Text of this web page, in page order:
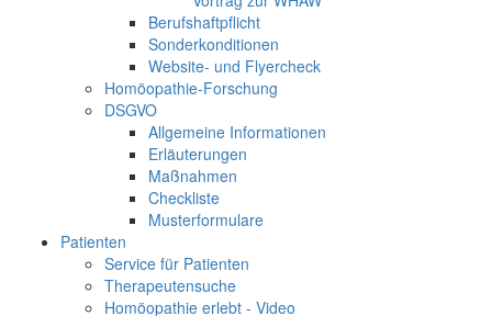
Berufshaftpflicht
Sonderkonditionen
Website- und Flyercheck
Homöopathie-Forschung
DSGVO
Allgemeine Informationen
Erläuterungen
Maßnahmen
Checkliste
Musterformulare
Patienten
Service für Patienten
Therapeutensuche
Homöopathie erlebt - Video